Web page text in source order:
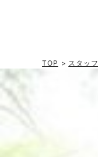
TOP > スタッ